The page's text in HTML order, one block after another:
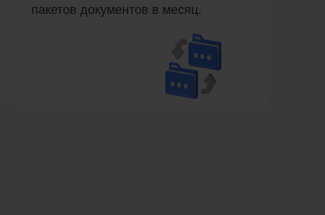
пакетов документов в месяц.